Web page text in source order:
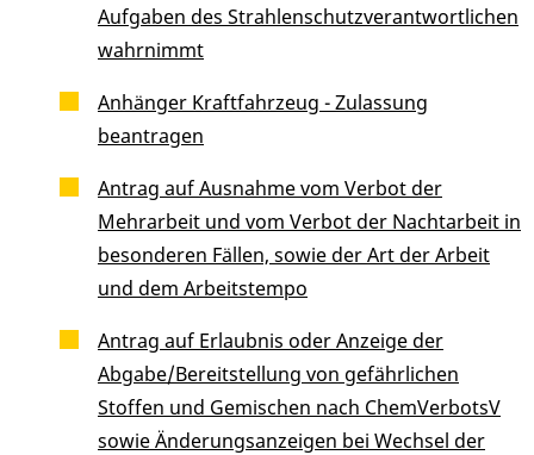
Aufgaben des Strahlenschutzverantwortlichen
wahrnimmt
Anhänger Kraftfahrzeug - Zulassung
beantragen
Antrag auf Ausnahme vom Verbot der
Mehrarbeit und vom Verbot der Nachtarbeit in
besonderen Fällen, sowie der Art der Arbeit
und dem Arbeitstempo
Antrag auf Erlaubnis oder Anzeige der
Abgabe/Bereitstellung von gefährlichen
Stoffen und Gemischen nach ChemVerbotsV
sowie Änderungsanzeigen bei Wechsel der